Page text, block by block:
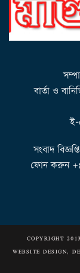
বার্তা ও
ই-
সংবাদ
ফোন করুন
COPYRIGHT
WEBSITE DESIGN,